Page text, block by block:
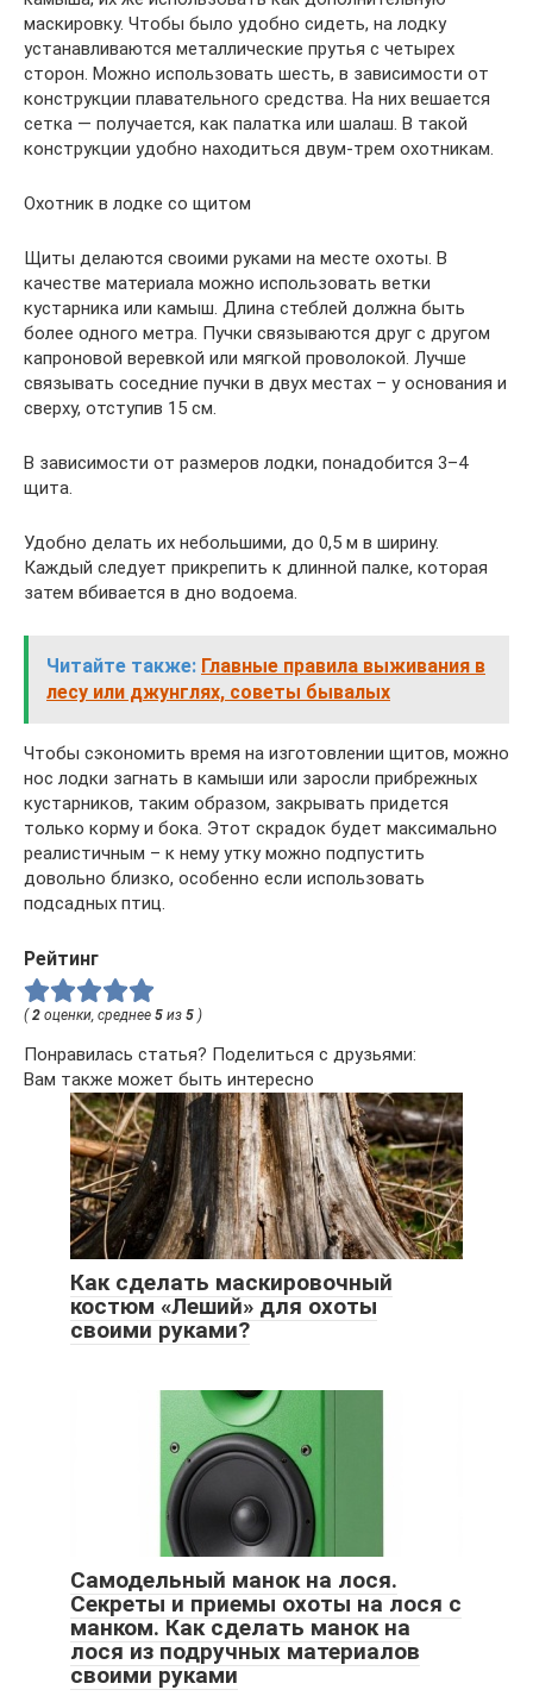
маскировку. Чтобы было удобно сидеть, на лодку
устанавливаются металлические прутья с четырех
сторон. Можно использовать шесть, в зависимости от
конструкции плавательного средства. На них вешается
сетка — получается, как палатка или шалаш. В такой
конструкции удобно находиться двум-трем охотникам.
Охотник в лодке со щитом
Щиты делаются своими руками на месте охоты. В
качестве материала можно использовать ветки
кустарника или камыш. Длина стеблей должна быть
более одного метра. Пучки связываются друг с другом
капроновой веревкой или мягкой проволокой. Лучше
связывать соседние пучки в двух местах – у основания и
сверху, отступив 15 см.
В зависимости от размеров лодки, понадобится 3–4
щита.
Удобно делать их небольшими, до 0,5 м в ширину.
Каждый следует прикрепить к длинной палке, которая
затем вбивается в дно водоема.
Читайте также: Главные правила выживания в
лесу или джунглях, советы бывалых
Чтобы сэкономить время на изготовлении щитов, можно
нос лодки загнать в камыши или заросли прибрежных
кустарников, таким образом, закрывать придется
только корму и бока. Этот скрадок будет максимально
реалистичным – к нему утку можно подпустить
довольно близко, особенно если использовать
подсадных птиц.
Рейтинг
( 2 оценки, среднее 5 из 5 )
Понравилась статья? Поделиться с друзьями:
Вам также может быть интересно
Как сделать маскировочный
костюм «Леший» для охоты
своими руками?
Самодельный манок на лося.
Секреты и приемы охоты на лося с
манком. Как сделать манок на
лося из подручных материалов
своими руками